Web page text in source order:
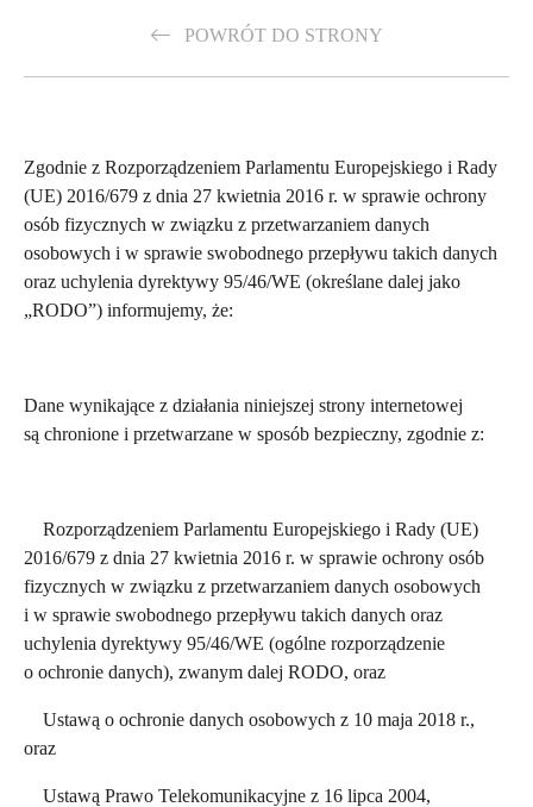
POWRÓT DO STRONY
Zgodnie z Rozporządzeniem Parlamentu Europejskiego i Rady
(UE) 2016/679 z dnia 27 kwietnia 2016 r. w sprawie ochrony
osób fizycznych w związku z przetwarzaniem danych
osobowych i w sprawie swobodnego przepływu takich danych
oraz uchylenia dyrektywy 95/46/WE (określane dalej jako
„RODO”) informujemy, że:
Dane wynikające z działania niniejszej strony internetowej
są chronione i przetwarzane w sposób bezpieczny, zgodnie z:
Rozporządzeniem Parlamentu Europejskiego i Rady (UE)
2016/679 z dnia 27 kwietnia 2016 r. w sprawie ochrony osób
fizycznych w związku z przetwarzaniem danych osobowych
i w sprawie swobodnego przepływu takich danych oraz
uchylenia dyrektywy 95/46/WE (ogólne rozporządzenie
o ochronie danych), zwanym dalej RODO, oraz
Ustawą o ochronie danych osobowych z 10 maja 2018 r.,
oraz
Ustawą Prawo Telekomunikacyjne z 16 lipca 2004,